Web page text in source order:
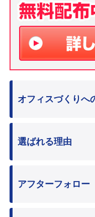
オフィスづくりへ
選ばれる理由
アフターフォロー